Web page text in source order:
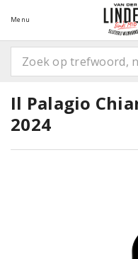
Menu
Il Palagio
2024